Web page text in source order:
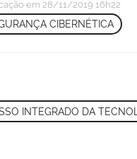
em 28/11/2019 16h22
CIBERNÉTICA
INTEGRADO DA